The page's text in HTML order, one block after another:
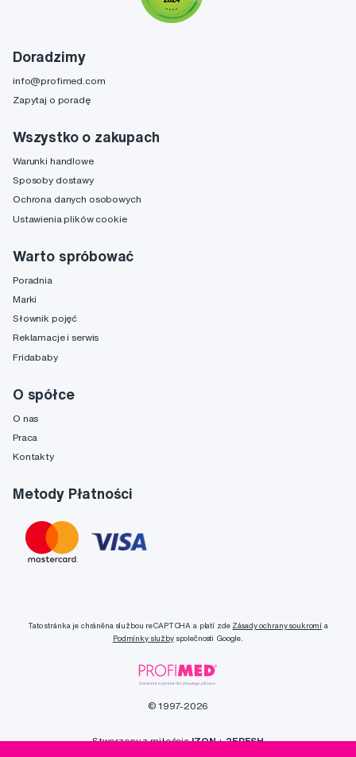
Doradzimy
info@profimed.com
Zapytaj o poradę
Wszystko o zakupach
Warunki handlowe
Sposoby dostawy
Ochrona danych osobowych
Ustawienia plików cookie
Warto spróbować
Poradnia
Marki
Słownik pojęć
Reklamacje i serwis
Fridababy
O spółce
O nas
Praca
Kontakty
Metody Płatności
Tato stránka je chráněna službou reCAPTCHA a platí zde Zásady ochrany soukromí a
Podmínky službyspolečnosti Google.
© 1997-2026
Stworzony z miłościąIZON+2FRESH